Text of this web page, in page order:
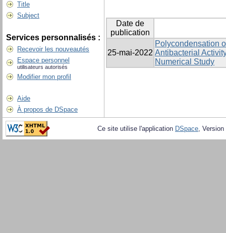
Title
Subject
Services personnalisés :
Recevoir les nouveautés
Espace personnel
utilisateurs autorisés
Modifier mon profil
Aide
À propos de DSpace
Date de
publication
25-mai-2022
Polycondensation
Antibacterial
Numerical Study
Ce site utilise l'application DSpace,